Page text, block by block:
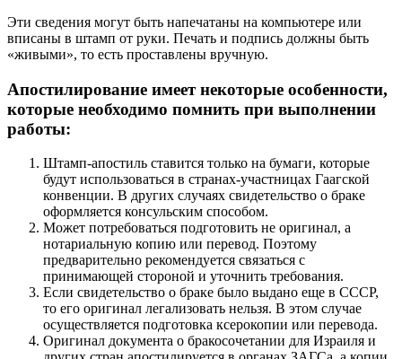
Эти сведения могут быть напечатаны на компьютере или
вписаны в штамп от руки. Печать и подпись должны быть
«живыми», то есть проставлены вручную.
Апостилирование имеет некоторые особенности,
которые необходимо помнить при выполнении
работы:
Штамп-апостиль ставится только на бумаги, которые
будут использоваться в странах-участницах Гаагской
конвенции. В других случаях свидетельство о браке
оформляется консульским способом.
Может потребоваться подготовить не оригинал, а
нотариальную копию или перевод. Поэтому
предварительно рекомендуется связаться с
принимающей стороной и уточнить требования.
Если свидетельство о браке было выдано еще в СССР,
то его оригинал легализовать нельзя. В этом случае
осуществляется подготовка ксерокопии или перевода.
Оригинал документа о бракосочетании для Израиля и